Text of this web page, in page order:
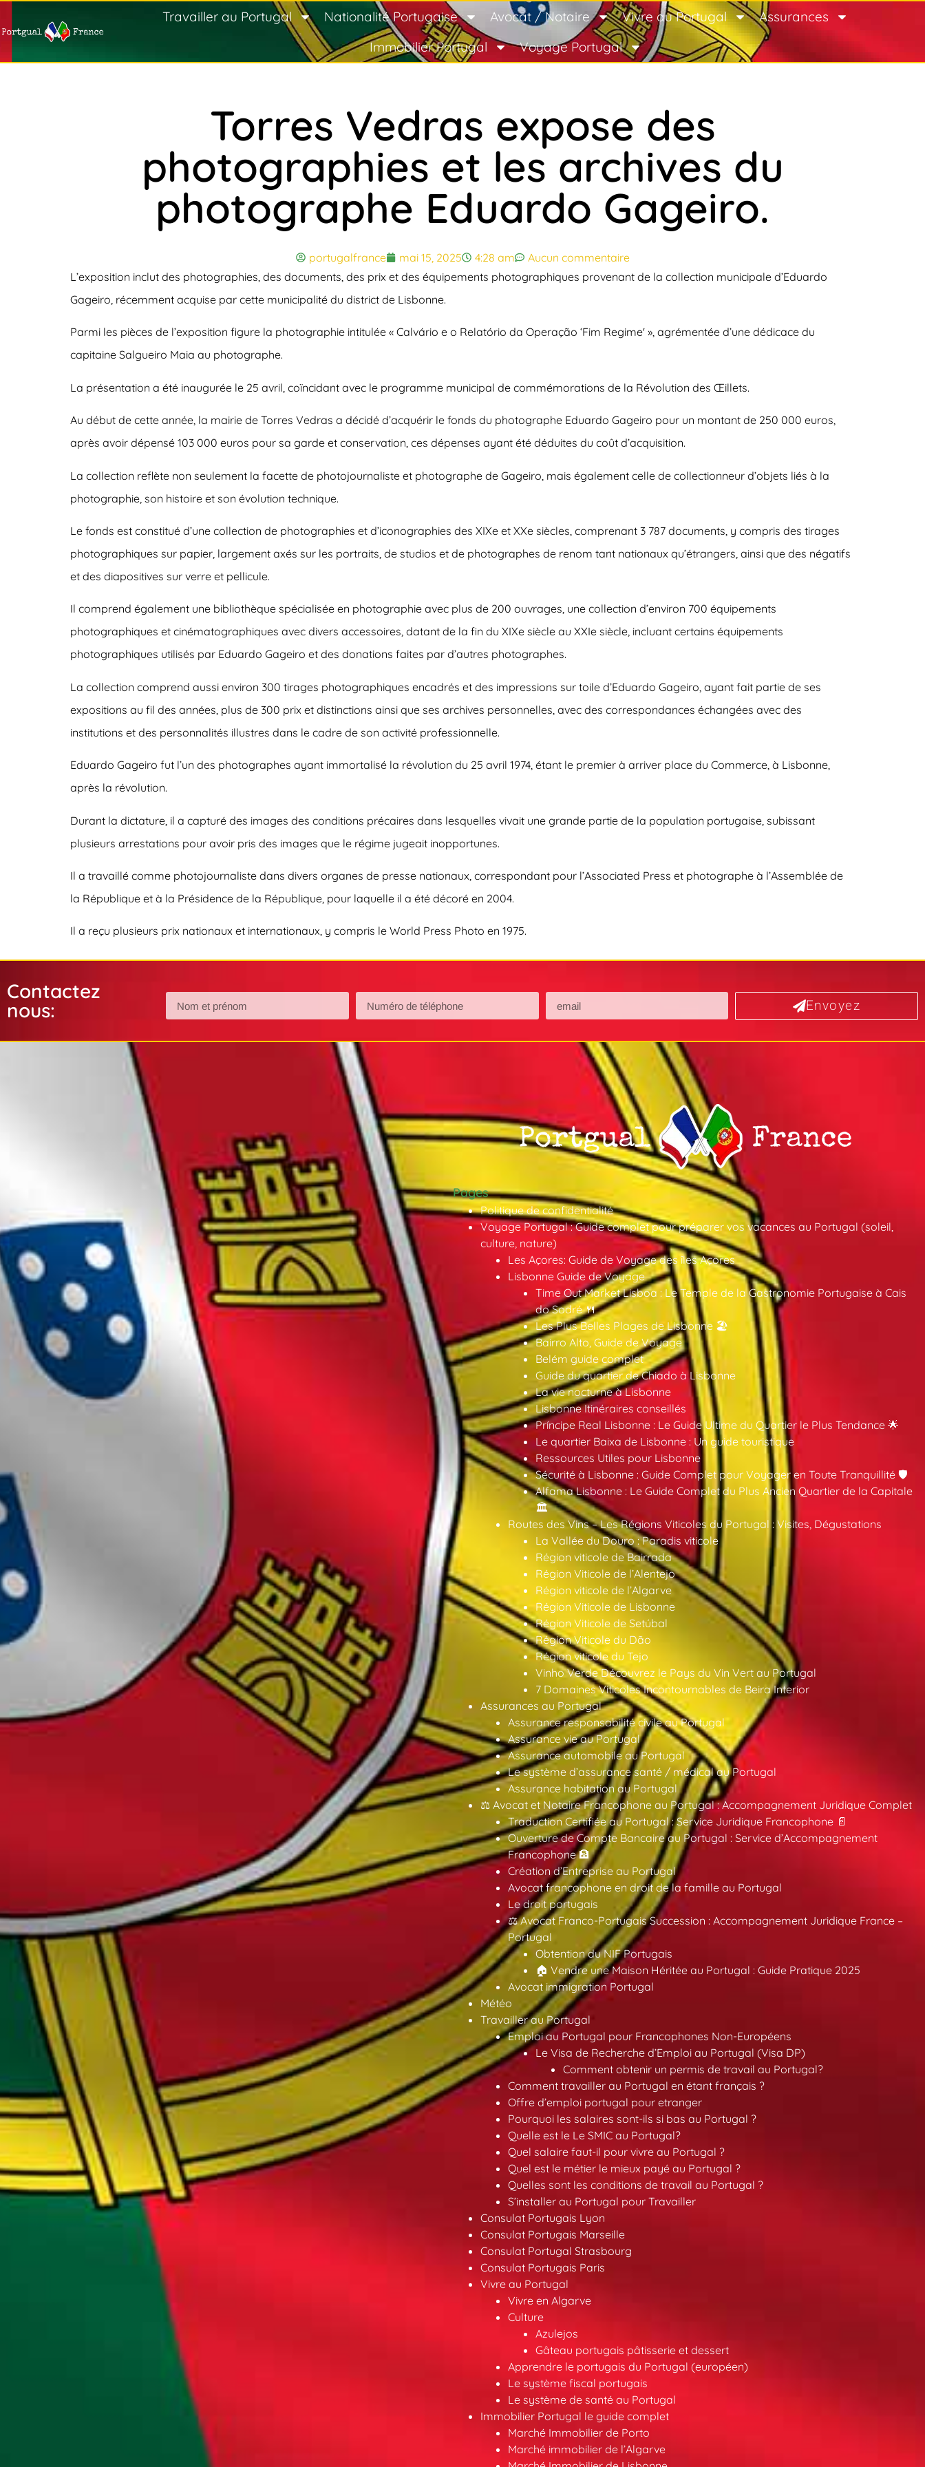
Travailler au Portugal Nationalité Portugaise Avocat / Notaire Vivre au Portugal
Assurances
Immobilier Portugal
Voyage Portugal
Torres Vedras expose des
photographies et les archives du
photographe Eduardo Gageiro.
portugalfrance mai 15, 2025 4:28 am
Aucun commentaire
L’exposition inclut des photographies, des documents, des prix et des équipements photographiques provenant de la collection municipale d’Eduardo
Gageiro, récemment acquise par cette municipalité du district de Lisbonne.
Parmi les pièces de l’exposition figure la photographie intitulée « Calvário e o Relatório da Operação ‘Fim Regime' », agrémentée d’une dédicace du
capitaine Salgueiro Maia au photographe.
La présentation a été inaugurée le 25 avril, coïncidant avec le programme municipal de commémorations de la Révolution des Œillets.
Au début de cette année, la mairie de Torres Vedras a décidé d’acquérir le fonds du photographe Eduardo Gageiro pour un montant de 250 000 euros,
après avoir dépensé 103 000 euros pour sa garde et conservation, ces dépenses ayant été déduites du coût d’acquisition.
La collection reflète non seulement la facette de photojournaliste et photographe de Gageiro, mais également celle de collectionneur d’objets liés à la
photographie, son histoire et son évolution technique.
Le fonds est constitué d’une collection de photographies et d’iconographies des XIXe et XXe siècles, comprenant 3 787 documents, y compris des tirages
photographiques sur papier, largement axés sur les portraits, de studios et de photographes de renom tant nationaux qu’étrangers, ainsi que des négatifs
et des diapositives sur verre et pellicule.
Il comprend également une bibliothèque spécialisée en photographie avec plus de 200 ouvrages, une collection d’environ 700 équipements
photographiques et cinématographiques avec divers accessoires, datant de la fin du XIXe siècle au XXIe siècle, incluant certains équipements
photographiques utilisés par Eduardo Gageiro et des donations faites par d’autres photographes.
La collection comprend aussi environ 300 tirages photographiques encadrés et des impressions sur toile d’Eduardo Gageiro, ayant fait partie de ses
expositions au fil des années, plus de 300 prix et distinctions ainsi que ses archives personnelles, avec des correspondances échangées avec des
institutions et des personnalités illustres dans le cadre de son activité professionnelle.
Eduardo Gageiro fut l’un des photographes ayant immortalisé la révolution du 25 avril 1974, étant le premier à arriver place du Commerce, à Lisbonne,
après la révolution.
Durant la dictature, il a capturé des images des conditions précaires dans lesquelles vivait une grande partie de la population portugaise, subissant
plusieurs arrestations pour avoir pris des images que le régime jugeait inopportunes.
Il a travaillé comme photojournaliste dans divers organes de presse nationaux, correspondant pour l’Associated Press et photographe à l’Assemblée de
la République et à la Présidence de la République, pour laquelle il a été décoré en 2004.
Il a reçu plusieurs prix nationaux et internationaux, y compris le World Press Photo en 1975.
Contactez
nous:
Envoyez
Pages
Politique de confidentialité
Voyage Portugal : Guide complet pour préparer vos vacances au Portugal (soleil,
culture, nature)
Les Açores: Guide de Voyage des îles Açores
Lisbonne Guide de Voyage
Time Out Market Lisboa : Le Temple de la Gastronomie Portugaise à Cais
do Sodré 🍴
Les Plus Belles Plages de Lisbonne 🏖️
Bairro Alto, Guide de Voyage
Belém guide complet
Guide du quartier de Chiado à Lisbonne
La vie nocturne à Lisbonne
Lisbonne Itinéraires conseillés
Príncipe Real Lisbonne : Le Guide Ultime du Quartier le Plus Tendance 🌟
Le quartier Baixa de Lisbonne : Un guide touristique
Ressources Utiles pour Lisbonne
Sécurité à Lisbonne : Guide Complet pour Voyager en Toute Tranquillité 🛡️
Alfama Lisbonne : Le Guide Complet du Plus Ancien Quartier de la Capitale
🏛️
Routes des Vins – Les Régions Viticoles du Portugal : Visites, Dégustations
La Vallée du Douro : Paradis viticole
Région viticole de Bairrada
Région Viticole de l’Alentejo
Région viticole de l’Algarve
Région Viticole de Lisbonne
Région Viticole de Setúbal
Région Viticole du Dão
Région viticole du Tejo
Vinho Verde Découvrez le Pays du Vin Vert au Portugal
7 Domaines Viticoles Incontournables de Beira Interior
Assurances au Portugal
Assurance responsabilité civile au Portugal
Assurance vie au Portugal
Assurance automobile au Portugal
Le système d’assurance santé / médical au Portugal
Assurance habitation au Portugal
⚖️ Avocat et Notaire Francophone au Portugal : Accompagnement Juridique Complet
Traduction Certifiée au Portugal : Service Juridique Francophone 📄
Ouverture de Compte Bancaire au Portugal : Service d’Accompagnement
Francophone 🏦
Création d’Entreprise au Portugal
Avocat francophone en droit de la famille au Portugal
Le droit portugais
⚖️ Avocat Franco-Portugais Succession : Accompagnement Juridique France –
Portugal
Obtention du NIF Portugais
🏠 Vendre une Maison Héritée au Portugal : Guide Pratique 2025
Avocat immigration Portugal
Météo
Travailler au Portugal
Emploi au Portugal pour Francophones Non-Européens
Le Visa de Recherche d’Emploi au Portugal (Visa DP)
Comment obtenir un permis de travail au Portugal?
Comment travailler au Portugal en étant français ?
Offre d’emploi portugal pour etranger
Pourquoi les salaires sont-ils si bas au Portugal ?
Quelle est le Le SMIC au Portugal?
Quel salaire faut-il pour vivre au Portugal ?
Quel est le métier le mieux payé au Portugal ?
Quelles sont les conditions de travail au Portugal ?
S’installer au Portugal pour Travailler
Consulat Portugais Lyon
Consulat Portugais Marseille
Consulat Portugal Strasbourg
Consulat Portugais Paris
Vivre au Portugal
Vivre en Algarve
Culture
Azulejos
Gâteau portugais pâtisserie et dessert
Apprendre le portugais du Portugal (européen)
Le système fiscal portugais
Le système de santé au Portugal
Immobilier Portugal le guide complet
Marché Immobilier de Porto
Marché immobilier de l’Algarve